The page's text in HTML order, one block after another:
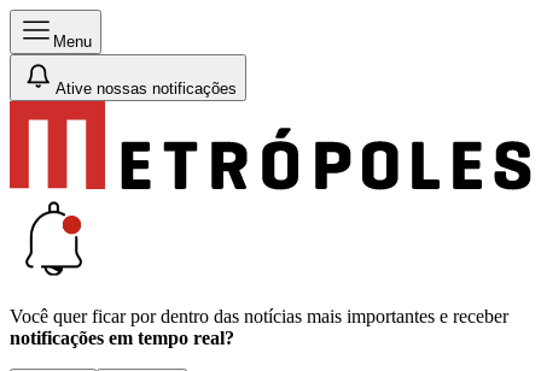
Menu
Ative nossas notificações
Você quer ficar por dentro das notícias mais importantes e receber
notificações em tempo real?